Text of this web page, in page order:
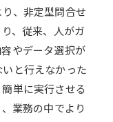
、非定型問合せ
、従来、人がガ
やデータ選択が
と行えなかった
単に実行させる
業務の中でより